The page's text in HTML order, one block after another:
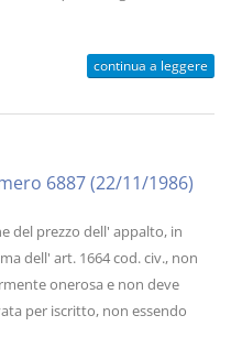
continua a leggere
6887 (22/11/1986)
del prezzo dell' appalto, in
dell' art. 1664 cod. civ., non
onerosa e non deve
per iscritto, non essendo